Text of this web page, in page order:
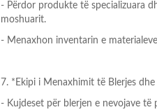
- Përdor produkte të specializuara
moshuarit.
- Menaxhon inventarin e
7. *Ekipi i Menaxhimit të Blerjes dhe
- Kujdeset për blerjen e nevojave